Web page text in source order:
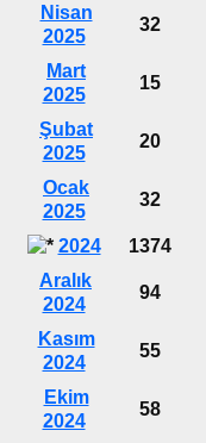
Nisan
2025
32
Mart
2025
15
Şubat
2025
20
Ocak
2025
32
2024 1374
Aralık
2024
94
Kasım
2024
55
Ekim
2024
58